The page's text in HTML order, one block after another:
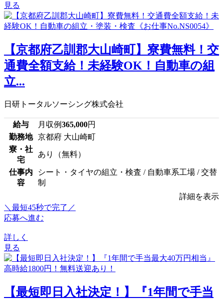
見る
【京都府乙訓郡大山崎町】寮費無料！交
通費全額支給！未経験OK！自動車の組
立...
日研トータルソーシング株式会社
給与 月収例365,000円
勤務地
京都府 大山崎町
寮・社
宅
あり（無料）
仕事内
容
シート・タイヤの組立・検査 / 自動車系工場 / 交替
制
詳細を表示
＼最短45秒で完了／
応募へ進む
詳しく
見る
【最短即日入社決定！】『1年間で手当